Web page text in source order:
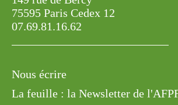
75595 Paris Cedex 12
07.69.81.16.62
Nous écrire
La feuille : la Newsletter de l'AFPF